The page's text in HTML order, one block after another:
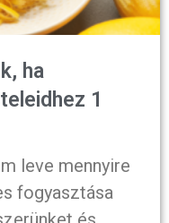
ha
1
leve mennyire
fogyasztása